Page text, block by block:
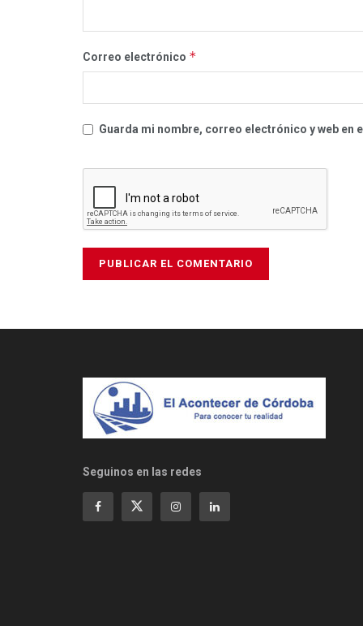
Correo electrónico *
Guarda mi nombre, correo electrónico y web en
Seguinos en las redes